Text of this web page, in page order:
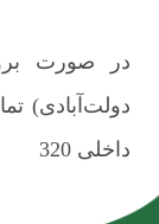
داخلی 320